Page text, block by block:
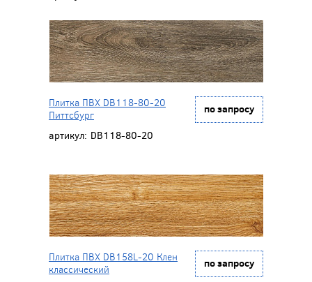
Плитка ПВХ DB118-80-20
Питтсбург
по запросу
артикул: DB118-80-20
Плитка ПВХ DB158L-20 Клен
классический
по запросу